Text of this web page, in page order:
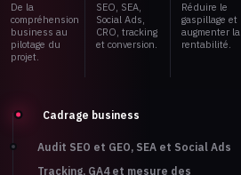
De la
compréhension
business au
pilotage du
projet.
SEO, SEA,
Social Ads,
CRO, tracking
et conversion.
Réduire le
gaspillage et
augmenter la
rentabilité.
Cadrage business
Audit SEO et GEO, SEA et Social Ads
Tracking, GA4 et mesure des